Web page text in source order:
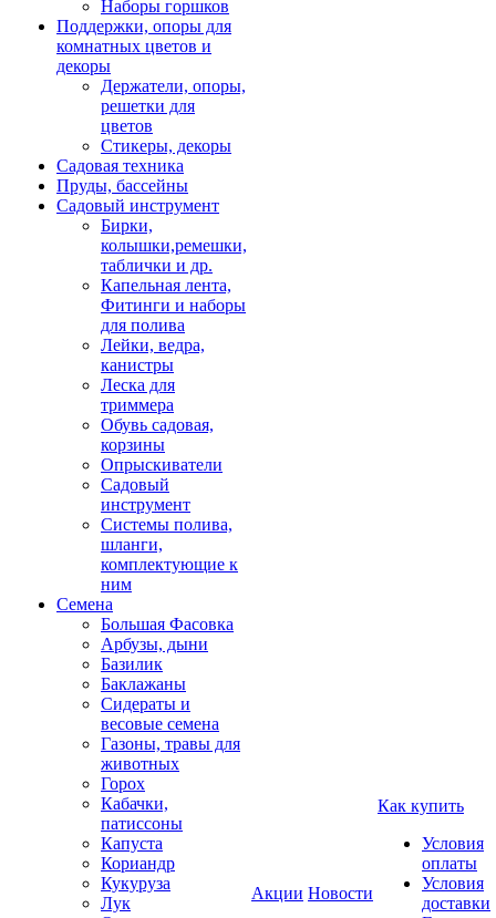
Наборы горшков
Поддержки, опоры для
комнатных цветов и
декоры
Держатели, опоры,
решетки для
цветов
Стикеры, декоры
Садовая техника
Пруды, бассейны
Садовый инструмент
Бирки,
колышки,ремешки,
таблички и др.
Капельная лента,
Фитинги и наборы
для полива
Лейки, ведра,
канистры
Леска для
триммера
Обувь садовая,
корзины
Опрыскиватели
Садовый
инструмент
Системы полива,
шланги,
комплектующие к
ним
Семена
Большая Фасовка
Арбузы, дыни
Базилик
Баклажаны
Сидераты и
весовые семена
Газоны, травы для
животных
Горох
Кабачки,
патиссоны
Капуста
Кориандр
Кукуруза
Лук
Акции Новости
Как купить
Условия
оплаты
Условия
доставки